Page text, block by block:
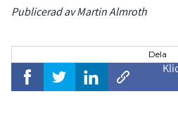
Publicerad av Martin Almroth
Dela